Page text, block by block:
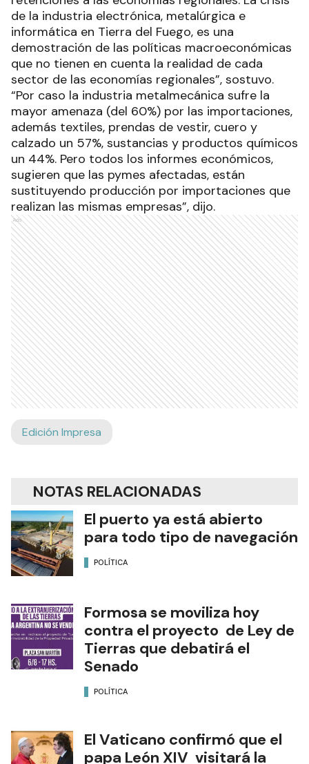
de la industria electrónica, metalúrgica e
informática en Tierra del Fuego, es una
demostración de las políticas macroeconómicas
que no tienen en cuenta la realidad de cada
sector de las economías regionales”, sostuvo.
“Por caso la industria metalmecánica sufre la
mayor amenaza (del 60%) por las importaciones,
además textiles, prendas de vestir, cuero y
calzado un 57%, sustancias y productos químicos
un 44%. Pero todos los informes económicos,
sugieren que las pymes afectadas, están
sustituyendo producción por importaciones que
realizan las mismas empresas”, dijo.
Ads
Edición Impresa
NOTAS RELACIONADAS
El puerto ya está abierto
para todo tipo de navegación
POLÍTICA
Formosa se moviliza hoy
contra el proyecto de Ley de
Tierras que debatirá el
Senado
POLÍTICA
El Vaticano confirmó que el
papa León XIV visitará la